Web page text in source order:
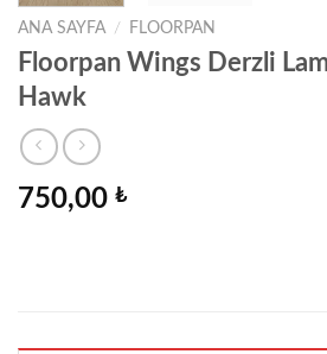
ANA SAYFA / FLOORPAN
Floorpan Wings Derzli
Hawk
750,00 ₺